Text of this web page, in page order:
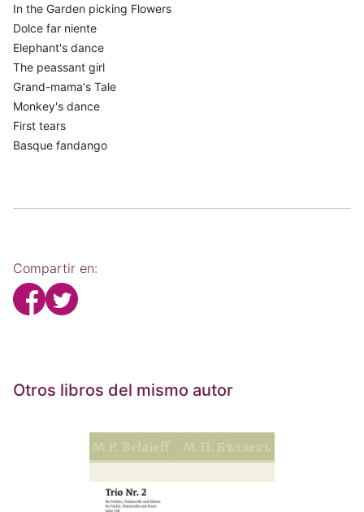
In the Garden picking Flowers
Dolce far niente
Elephant's dance
The peassant girl
Grand-mama's Tale
Monkey's dance
First tears
Basque fandango
Compartir en:
Otros libros del mismo autor